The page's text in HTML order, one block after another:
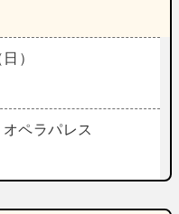
）
ペラパレス